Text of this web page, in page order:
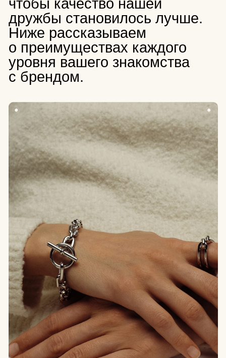
Рассчитать вашу сумму
выкупа?
Это можно сделать через наших менеджеров.
Напишите в
Телеграм
01. ЗНАКОМСТВО